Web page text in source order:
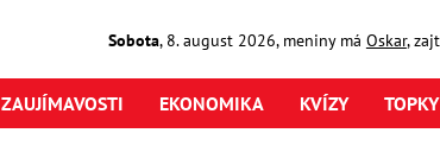
Sobota, 8. august2026, meniny má Oskar,
ZAUJÍMAVOSTI EKONOMIKA KVÍZY